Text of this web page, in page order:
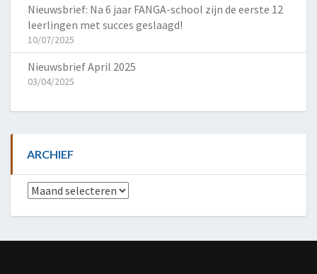
Nieuwsbrief: Na 6 jaar FANGA-school zijn de eerste 12
leerlingen met succes geslaagd!
10/07/2025
Nieuwsbrief April 2025
03/04/2025
ARCHIEF
Archief